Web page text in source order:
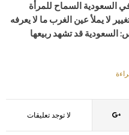
السعودية السماح للمرأة
لا يملأ عين الغرب ما لا يعرفه
السعودية قد تشهد ربيعها
لا توجد تعليقات